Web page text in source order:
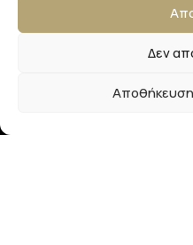
Δεν
(+30)